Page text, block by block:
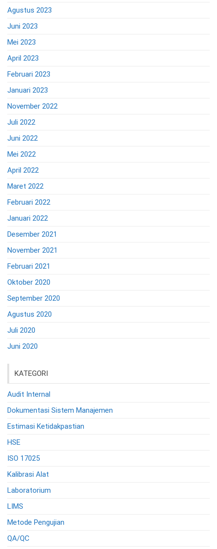
Agustus 2023
Juni 2023
Mei 2023
April 2023
Februari 2023
Januari 2023
November 2022
Juli 2022
Juni 2022
Mei 2022
April 2022
Maret 2022
Februari 2022
Januari 2022
Desember 2021
November 2021
Februari 2021
Oktober 2020
September 2020
Agustus 2020
Juli 2020
Juni 2020
KATEGORI
Audit Internal
Dokumentasi Sistem Manajemen
Estimasi Ketidakpastian
HSE
ISO 17025
Kalibrasi Alat
Laboratorium
LIMS
Metode Pengujian
QA/QC